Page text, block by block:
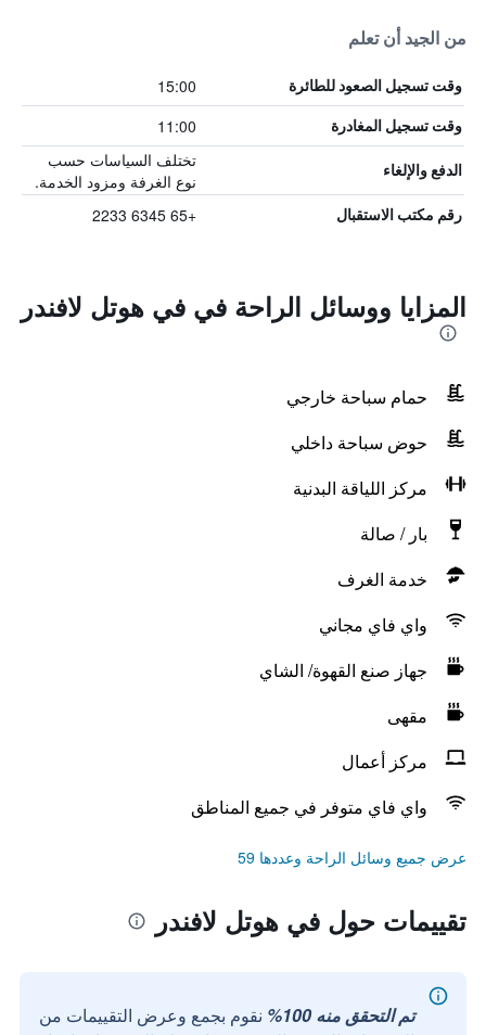
من الجيد أن تعلم
وقت تسجيل الصعود للطائرة 15:00
وقت تسجيل المغادرة 11:00
الدفع والإلغاء
تختلف السياسات حسب
نوع الغرفة ومزود الخدمة.
رقم مكتب الاستقبال +65 6345 2233
المزايا ووسائل الراحة في في هوتل لافندر
حمام سباحة خارجي
حوض سباحة داخلي
مركز اللياقة البدنية
بار / صالة
خدمة الغرف
واي فاي مجاني
جهاز صنع القهوة/ الشاي
مقهى
مركز أعمال
واي فاي متوفر في جميع المناطق
عرض جميع وسائل الراحة وعددها 59
تقييمات حول في هوتل لافندر
تم التحقق منه 100%
نقوم بجمع وعرض التقييمات من